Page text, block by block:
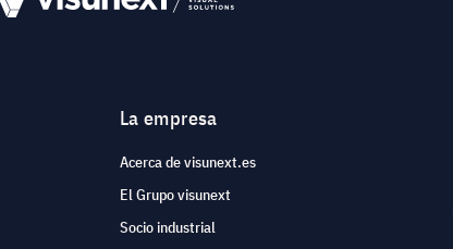
La empresa
Acerca de visunext.es
El Grupo visunext
Socio industrial